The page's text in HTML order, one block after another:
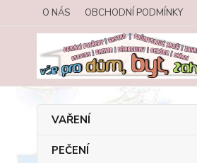
O NÁS OBCHODNÍ PODMÍNKY
VAŘENÍ
PEČENÍ